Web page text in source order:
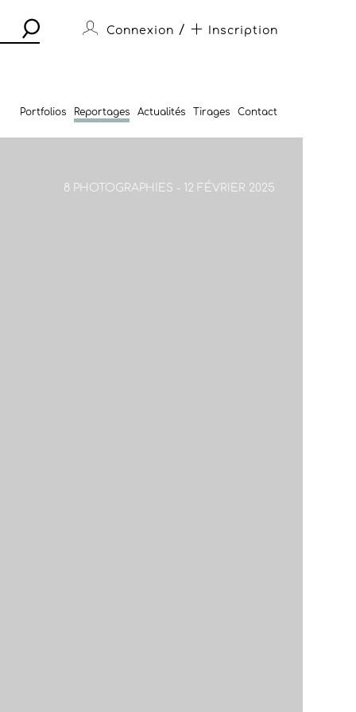
Connexion / Inscription
Portfolios Reportages Actualités Tirages Contact
8 PHOTOGRAPHIES - 12 FÉVRIER 2025